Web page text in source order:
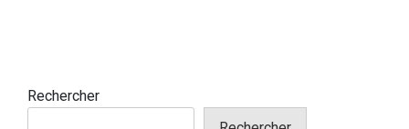
Rechercher